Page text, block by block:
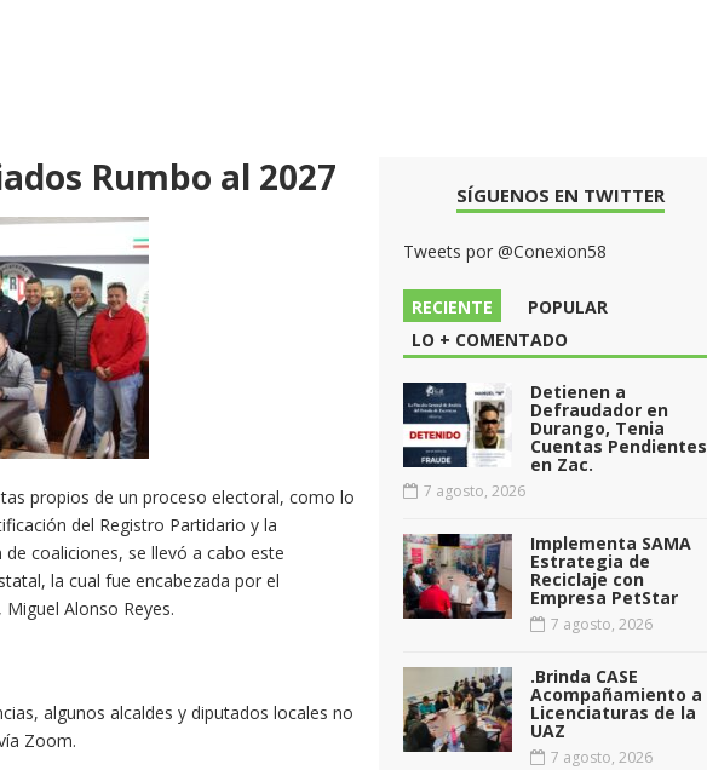
Rumbo al 2027
propios de un proceso electoral, como lo
del Registro Partidario y la
coaliciones, se llevó a cabo este
la cual fue encabezada por el
Alonso Reyes.
algunos alcaldes y diputados locales no
Zoom.
SÍGUENOS EN TWITTER
Tweets por @Conexion58
RECIENTE
POPULAR
LO + COMENTADO
Detienen a
Defraudador en
Durango, Tenia
Cuentas Pendientes
en Zac.
7 agosto, 2026
Implementa SAMA
Estrategia de
Reciclaje con
Empresa PetStar
7 agosto, 2026
.Brinda CASE
Acompañamiento a
Licenciaturas de la
UAZ
7 agosto, 2026